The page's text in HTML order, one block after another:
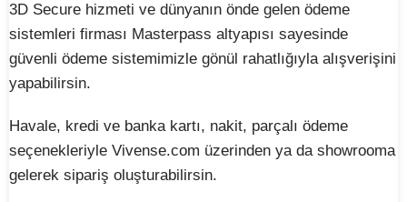
3D Secure hizmeti ve dünyanın önde gelen ödeme
sistemleri firması Masterpass altyapısı sayesinde
güvenli ödeme sistemimizle gönül rahatlığıyla alışverişini
yapabilirsin.
Havale, kredi ve banka kartı, nakit, parçalı ödeme
seçenekleriyle Vivense.com üzerinden ya da showrooma
gelerek sipariş oluşturabilirsin.